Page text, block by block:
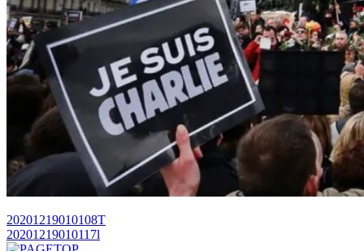
20201219010108T
20201219010117l